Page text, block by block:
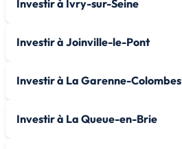
Investir à Ivry-sur-Seine
Investir à Joinville-le-Pont
Investir à La Garenne-Colombes
Investir à La Queue-en-Brie